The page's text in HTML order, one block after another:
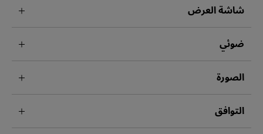
شاشة العرض
ضوئي
الصورة
التوافق